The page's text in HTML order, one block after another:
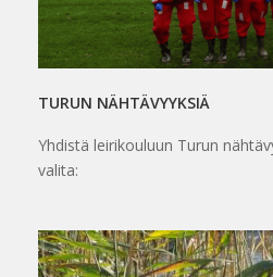
TURUN NÄHTÄVYYKSIÄ
Yhdistä leirikouluun Turun
valita: